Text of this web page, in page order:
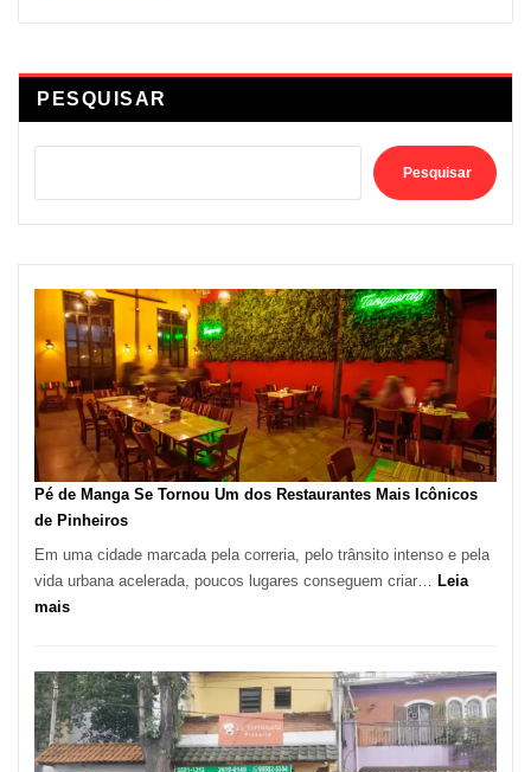
PESQUISAR
Pesquisar
Pé de Manga Se Tornou Um dos Restaurantes Mais Icônicos
de Pinheiros
Em uma cidade marcada pela correria, pelo trânsito intenso e pela
vida urbana acelerada, poucos lugares conseguem criar… Leia
mais:
Manga
Se
Tornou
Um